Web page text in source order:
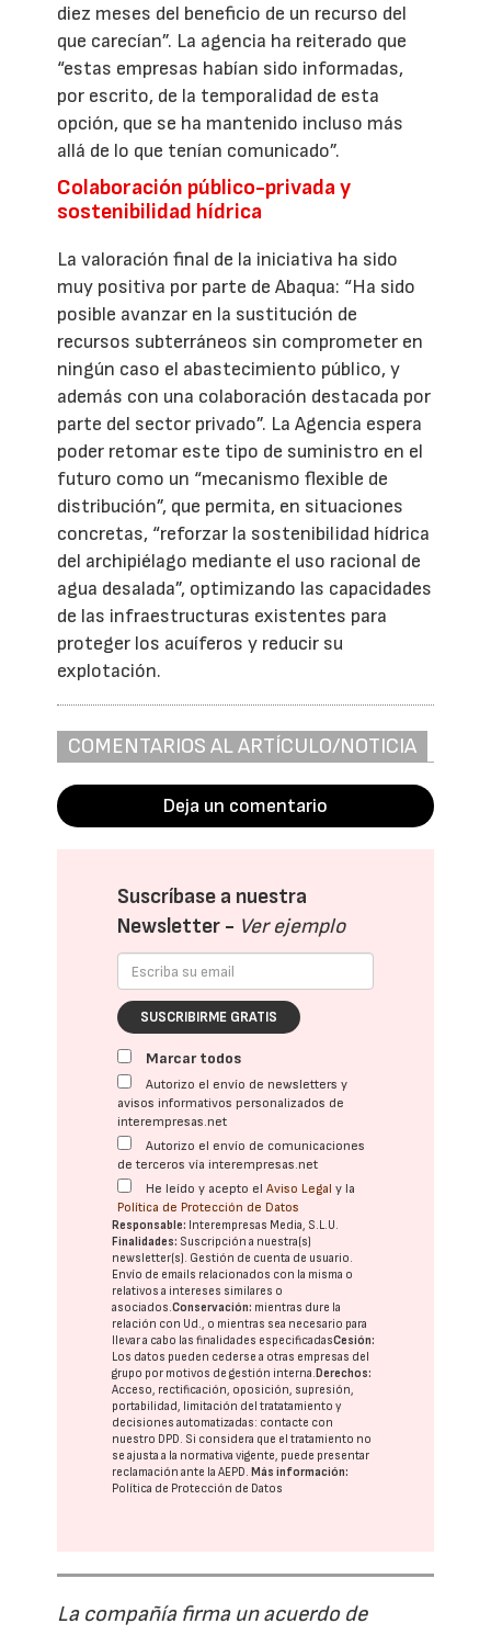
diez meses del beneficio de un recurso del
que carecían”. La agencia ha reiterado que
“estas empresas habían sido informadas,
por escrito, de la temporalidad de esta
opción, que se ha mantenido incluso más
allá de lo que tenían comunicado”.
Colaboración público-privada y
sostenibilidad hídrica
La valoración final de la iniciativa ha sido
muy positiva por parte de Abaqua: “Ha sido
posible avanzar en la sustitución de
recursos subterráneos sin comprometer en
ningún caso el abastecimiento público, y
además con una colaboración destacada por
parte del sector privado”. La Agencia espera
poder retomar este tipo de suministro en el
futuro como un “mecanismo flexible de
distribución”, que permita, en situaciones
concretas, “reforzar la sostenibilidad hídrica
del archipiélago mediante el uso racional de
agua desalada”, optimizando las capacidades
de las infraestructuras existentes para
proteger los acuíferos y reducir su
explotación.
COMENTARIOS AL ARTÍCULO/NOTICIA
Deja un comentario
Suscríbase a nuestra
Newsletter - Ver ejemplo
SUSCRIBIRME GRATIS
Marcar todos
Autorizo el envío de newsletters y
avisos informativos personalizados de
interempresas.net
Autorizo el envío de comunicaciones
de terceros vía interempresas.net
He leído y acepto elAviso Legal y la
Política de Protección de Datos
Responsable: Interempresas Media, S.L.U.
Finalidades: Suscripción a nuestra(s)
newsletter(s). Gestión de cuenta de usuario.
Envío de emails relacionados con la misma o
relativos a intereses similares o
asociados.Conservación: mientras dure la
relación con Ud., o mientras sea necesario para
llevar a cabo las finalidades especificadasCesión:
Los datos pueden cederse a otras empresas del
grupo por motivos de gestión interna. Derechos:
Acceso, rectificación, oposición, supresión,
portabilidad, limitación del tratatamiento y
decisiones automatizadas: contacte con
nuestro DPD. Si considera que el tratamiento no
se ajusta a la normativa vigente, puede presentar
reclamación ante laAEPD. Más información:
Política de Protección de Datos
La compañía firma un acuerdo de